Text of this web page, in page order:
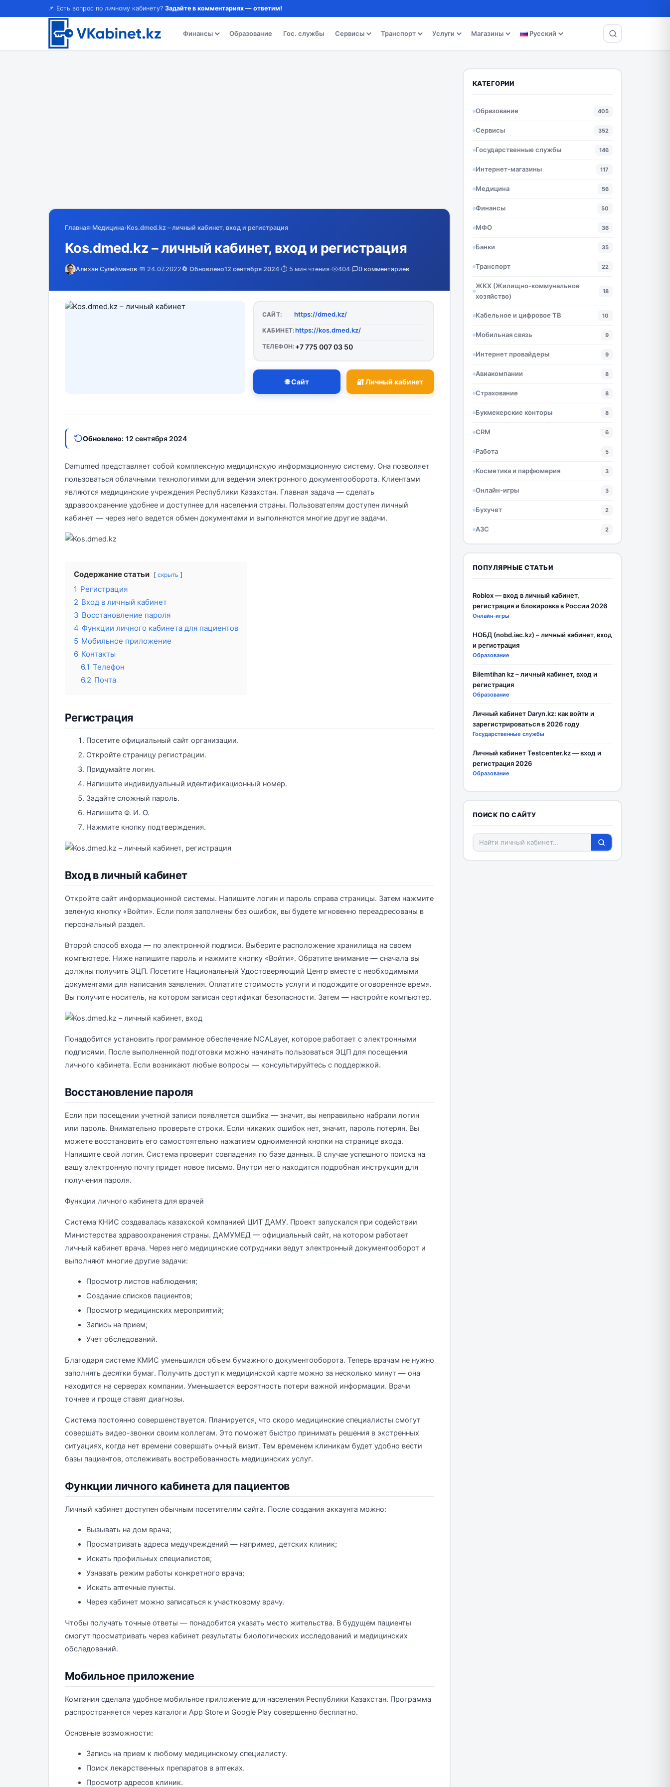
📌 Есть вопрос по личному кабинету? Задайте в комментариях — ответим!
Финансы Образование Гос. службы Сервисы Транспорт Услуги Магазины Русский
Главная›Медицина›Kos.dmed.kz – личный кабинет, вход и регистрация
Kos.dmed.kz – личный кабинет, вход и регистрация
Алихан Сулейманов·📅 24.07.2022🔄 Обновлено12 сентября 2024·⏱️ 5 мин чтения· 404· 0 комментариев
САЙТ: https://dmed.kz/
КАБИНЕТ:https://kos.dmed.kz/
ТЕЛЕФОН: +7 775 007 03 50
🌐 Сайт 🔐 Личный кабинет
Обновлено: 12 сентября 2024
Damumed представляет собой комплексную медицинскую информационную систему. Она позволяет
пользоваться облачными технологиями для ведения электронного документооборота. Клиентами
являются медицинские учреждения Республики Казахстан. Главная задача — сделать
здравоохранение удобнее и доступнее для населения страны. Пользователям доступен личный
кабинет — через него ведется обмен документами и выполняются многие другие задачи.
Содержание статьи скрыть
1 Регистрация
2 Вход в личный кабинет
3 Восстановление пароля
4 Функции личного кабинета для пациентов
5 Мобильное приложение
6 Контакты
6.1 Телефон
6.2 Почта
Регистрация
Посетите официальный сайт организации.
Откройте страницу регистрации.
Придумайте логин.
Напишите индивидуальный идентификационный номер.
Задайте сложный пароль.
Напишите Ф. И. О.
Нажмите кнопку подтверждения.
Вход в личный кабинет
Откройте сайт информационной системы. Напишите логин и пароль справа страницы. Затем нажмите
зеленую кнопку «Войти». Если поля заполнены без ошибок, вы будете мгновенно переадресованы в
персональный раздел.
Второй способ входа — по электронной подписи. Выберите расположение хранилища на своем
компьютере. Ниже напишите пароль и нажмите кнопку «Войти». Обратите внимание — сначала вы
должны получить ЭЦП. Посетите Национальный Удостоверяющий Центр вместе с необходимыми
документами для написания заявления. Оплатите стоимость услуги и подождите оговоренное время.
Вы получите носитель, на котором записан сертификат безопасности. Затем — настройте компьютер.
Понадобится установить программное обеспечение NCALayer, которое работает с электронными
подписями. После выполненной подготовки можно начинать пользоваться ЭЦП для посещения
личного кабинета. Если возникают любые вопросы — консультируйтесь с поддержкой.
Восстановление пароля
Если при посещении учетной записи появляется ошибка — значит, вы неправильно набрали логин
или пароль. Внимательно проверьте строки. Если никаких ошибок нет, значит, пароль потерян. Вы
можете восстановить его самостоятельно нажатием одноименной кнопки на странице входа.
Напишите свой логин. Система проверит совпадения по базе данных. В случае успешного поиска на
вашу электронную почту придет новое письмо. Внутри него находится подробная инструкция для
получения пароля.
Функции личного кабинета для врачей
Система КНИС создавалась казахской компанией ЦИТ ДАМУ. Проект запускался при содействии
Министерства здравоохранения страны. ДАМУМЕД — официальный сайт, на котором работает
личный кабинет врача. Через него медицинские сотрудники ведут электронный документооборот и
выполняют многие другие задачи:
Просмотр листов наблюдения;
Создание списков пациентов;
Просмотр медицинских мероприятий;
Запись на прием;
Учет обследований.
Благодаря системе КМИС уменьшился объем бумажного документооборота. Теперь врачам не нужно
заполнять десятки бумаг. Получить доступ к медицинской карте можно за несколько минут — она
находится на серверах компании. Уменьшается вероятность потери важной информации. Врачи
точнее и проще ставят диагнозы.
Система постоянно совершенствуется. Планируется, что скоро медицинские специалисты смогут
совершать видео-звонки своим коллегам. Это поможет быстро принимать решения в экстренных
ситуациях, когда нет времени совершать очный визит. Тем временем клиникам будет удобно вести
базы пациентов, отслеживать востребованность медицинских услуг.
Функции личного кабинета для пациентов
Личный кабинет доступен обычным посетителям сайта. После создания аккаунта можно:
Вызывать на дом врача;
Просматривать адреса медучреждений — например, детских клиник;
Искать профильных специалистов;
Узнавать режим работы конкретного врача;
Искать аптечные пункты.
Через кабинет можно записаться к участковому врачу.
Чтобы получать точные ответы — понадобится указать место жительства. В будущем пациенты
смогут просматривать через кабинет результаты биологических исследований и медицинских
обследований.
Мобильное приложение
Компания сделала удобное мобильное приложение для населения Республики Казахстан. Программа
распространяется через каталоги App Store и Google Play совершенно бесплатно.
Основные возможности:
Запись на прием к любому медицинскому специалисту.
Поиск лекарственных препаратов в аптеках.
Просмотр адресов клиник.
КАТЕГОРИИ
Образование 405
Сервисы 352
Государственные службы 146
Интернет-магазины 117
Медицина 56
Финансы 50
МФО 36
Банки 35
Транспорт 22
ЖКХ (Жилищно-коммунальное
хозяйство)
18
Кабельное и цифровое ТВ 10
Мобильная связь 9
Интернет провайдеры 9
Авиакомпании 8
Страхование 8
Букмекерские конторы 8
CRM 6
Работа 5
Косметика и парфюмерия 3
Онлайн-игры 3
Бухучет 2
АЗС 2
ПОПУЛЯРНЫЕ СТАТЬИ
Roblox — вход в личный кабинет,
регистрация и блокировка в России 2026
Онлайн-игры
НОБД (nobd.iac.kz) – личный кабинет, вход
и регистрация
Образование
Bilemtihan kz – личный кабинет, вход и
регистрация
Образование
Личный кабинет Daryn.kz: как войти и
зарегистрироваться в 2026 году
Государственные службы
Личный кабинет Testcenter.kz — вход и
регистрация 2026
Образование
ПОИСК ПО САЙТУ